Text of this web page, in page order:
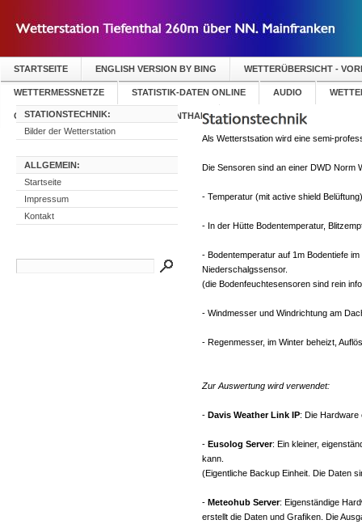
STARTSEITE ENGLISH VERSION BY BING WETTERÜBERSICHT -
WETTERMESSNETZE STATISTIK-DATEN ONLINE AUDIO
GÄSTEBUCH WETTERSTATION TIEFENTHAL
STATIONSTECHNIK:
Bilder der Wetterstation
ALLGEMEIN:
Startseite
Impressum
Kontakt
Als Wetterstsation wird eine semi-
Die Sensoren sind an einer DWD Norm
- Temperatur (mit active shield
- In der Hütte Bodentemperatur,
- Bodentemperatur auf 1m Bodentiefe
Niederschalgssensor.
(die Bodenfeuchtesensoren sind rein
- Windmesser und Windrichtung am
- Regenmesser, im Winter beheizt,
Zur Auswertung wird verwendet:
- Davis Weather Link IP: Die Hardware
- Eusolog Server: Ein kleiner,
kann.
(Eigentliche Backup Einheit. Die Daten
- Meteohub Server: Eigenständige
erstellt die Daten und Grafiken. Die